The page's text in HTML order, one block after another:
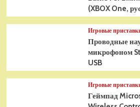
(XBOX One,
Игровые
Проводные
микрофоном
USB
Игровые
Геймпад